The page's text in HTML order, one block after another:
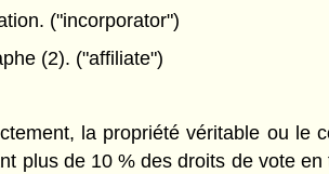
("incorporator")
(2). ("affiliate")
la propriété véritable ou le
plus de 10 % des droits de vote